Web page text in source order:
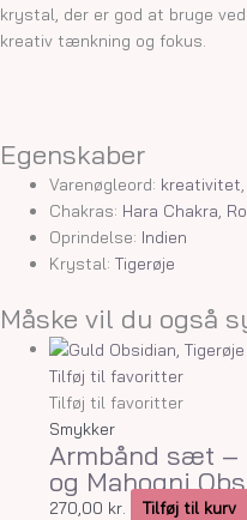
krystal, der er god at bruge
kreativ tænkning og fokus.
Egenskaber
Varenøgleord: kreativitet
Chakras: Hara Chakra
Oprindelse: Indien
Krystal:Tigerøje
Måske vil du også
Tilføj til favoritter
Tilføj til favoritter
Smykker
Armbånd sæt –
og Mahogni
270,00 kr. Tilføj til kurv